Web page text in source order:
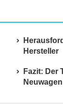
Hersteller
Fazit: Der